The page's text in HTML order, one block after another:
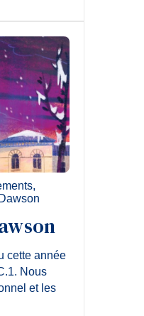
,
cette année
Nous
et les